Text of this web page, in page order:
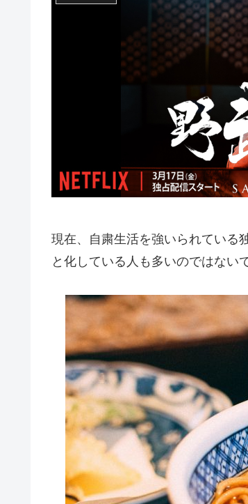
現在、自粛生活を強いられている
と化している人も多いのではな